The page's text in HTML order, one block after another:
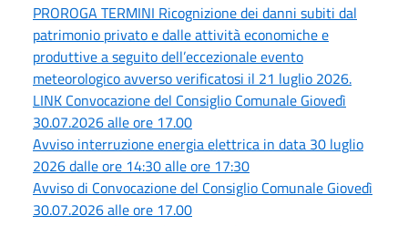
PROROGA TERMINI Ricognizione dei danni subiti dal
patrimonio privato e dalle attività economiche e
produttive a seguito dell’eccezionale evento
meteorologico avverso verificatosi il 21 luglio 2026.
LINK Convocazione del Consiglio Comunale Giovedì
30.07.2026 alle ore 17.00
Avviso interruzione energia elettrica in data 30 luglio
2026 dalle ore 14:30 alle ore 17:30
Avviso di Convocazione del Consiglio Comunale Giovedì
30.07.2026 alle ore 17.00